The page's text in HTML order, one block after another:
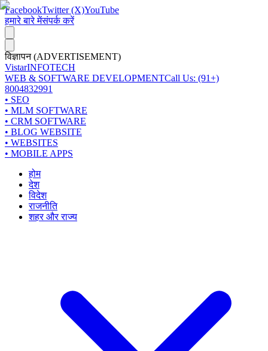
FacebookTwitter (X)YouTube
हमारे बारे मेंसंपर्क करें
विज्ञापन (ADVERTISEMENT)
VistarINFOTECH
WEB & SOFTWARE DEVELOPMENTCall Us: (91+)
8004832991
• SEO
• MLM SOFTWARE
• CRM SOFTWARE
• BLOG WEBSITE
• WEBSITES
• MOBILE APPS
होम
देश
विदेश
राजनीति
शहर और राज्य